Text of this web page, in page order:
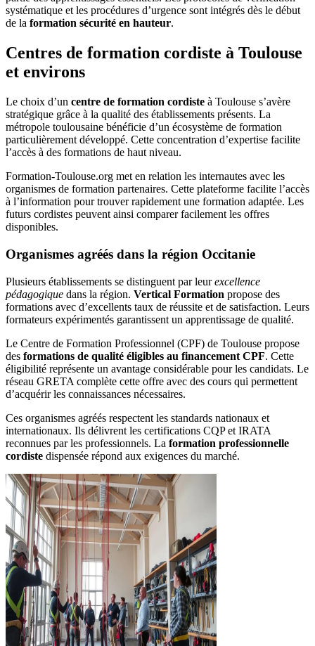
systématique et les procédures d’urgence sont intégrés dès le début
de la formation sécurité en hauteur.
Centres de formation cordiste à Toulouse
et environs
Le choix d’un centre de formation cordiste à Toulouse s’avère
stratégique grâce à la qualité des établissements présents. La
métropole toulousaine bénéficie d’un écosystème de formation
particulièrement développé. Cette concentration d’expertise facilite
l’accès à des formations de haut niveau.
Formation-Toulouse.org met en relation les internautes avec les
organismes de formation partenaires. Cette plateforme facilite l’accès
à l’information pour trouver rapidement une formation adaptée. Les
futurs cordistes peuvent ainsi comparer facilement les offres
disponibles.
Organismes agréés dans la région Occitanie
Plusieurs établissements se distinguent par leurexcellence
pédagogique dans la région. Vertical Formation propose des
formations avec d’excellents taux de réussite et de satisfaction. Leurs
formateurs expérimentés garantissent un apprentissage de qualité.
Le Centre de Formation Professionnel (CPF) de Toulouse propose
des formations de qualité éligibles au financement CPF. Cette
éligibilité représente un avantage considérable pour les candidats. Le
réseau GRETA complète cette offre avec des cours qui permettent
d’acquérir les connaissances nécessaires.
Ces organismes agréés respectent les standards nationaux et
internationaux. Ils délivrent les certifications CQP et IRATA
reconnues par les professionnels. La formation professionnelle
cordiste dispensée répond aux exigences du marché.